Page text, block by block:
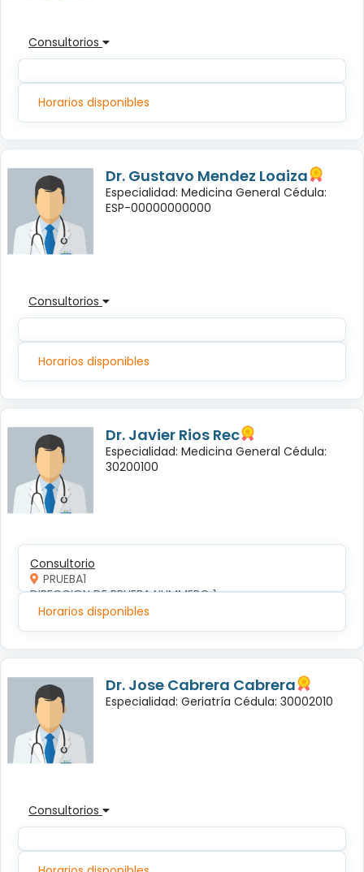
Consultorios
Horarios disponibles
Dr. Gustavo Mendez Loaiza
Especialidad: Medicina General Cédula:
ESP-00000000000
Consultorios
Horarios disponibles
Dr. Javier Rios Rec
Especialidad: Medicina General Cédula:
30200100
Consultorio
PRUEBA1
DIRECCION DE PRUEBA NUMMERO 1
Horarios disponibles
Dr. Jose Cabrera Cabrera
Especialidad: Geriatría Cédula: 30002010
Consultorios